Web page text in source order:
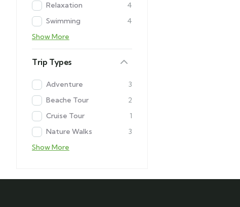
Relaxation
4
Swimming
4
Show More
Trip Types
Adventure
3
Beache Tour
2
Cruise Tour
1
Nature Walks
3
Show More